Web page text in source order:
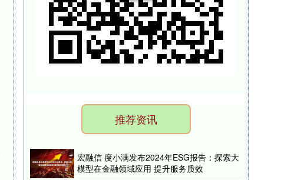
推荐资讯
宏融信 度小满发布2024年ESG报告：探索大
模型在金融领域应用 提升服务质效